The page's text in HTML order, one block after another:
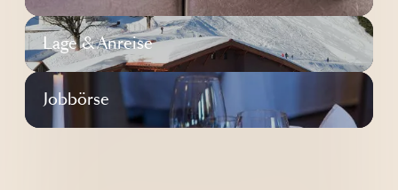
Lage & Anreise
Jobbörse